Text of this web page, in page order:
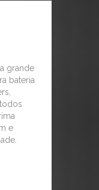
grande
bateria
e